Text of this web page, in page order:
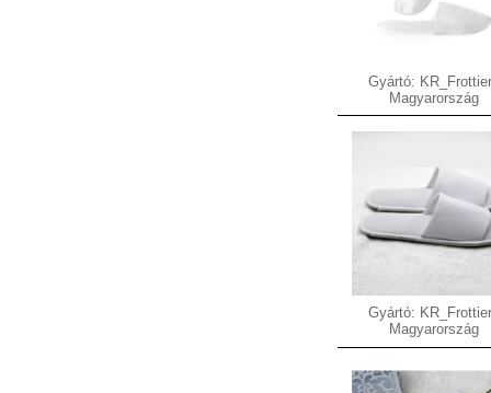
Gyártó:
Magyarország
Gyártó:
Magyarország